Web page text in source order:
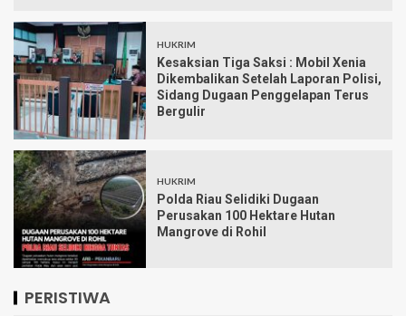
HUKRIM
Kesaksian Tiga Saksi : Mobil Xenia
Dikembalikan Setelah Laporan Polisi,
Sidang Dugaan Penggelapan Terus
Bergulir
HUKRIM
Polda Riau Selidiki Dugaan
Perusakan 100 Hektare Hutan
Mangrove di Rohil
PERISTIWA